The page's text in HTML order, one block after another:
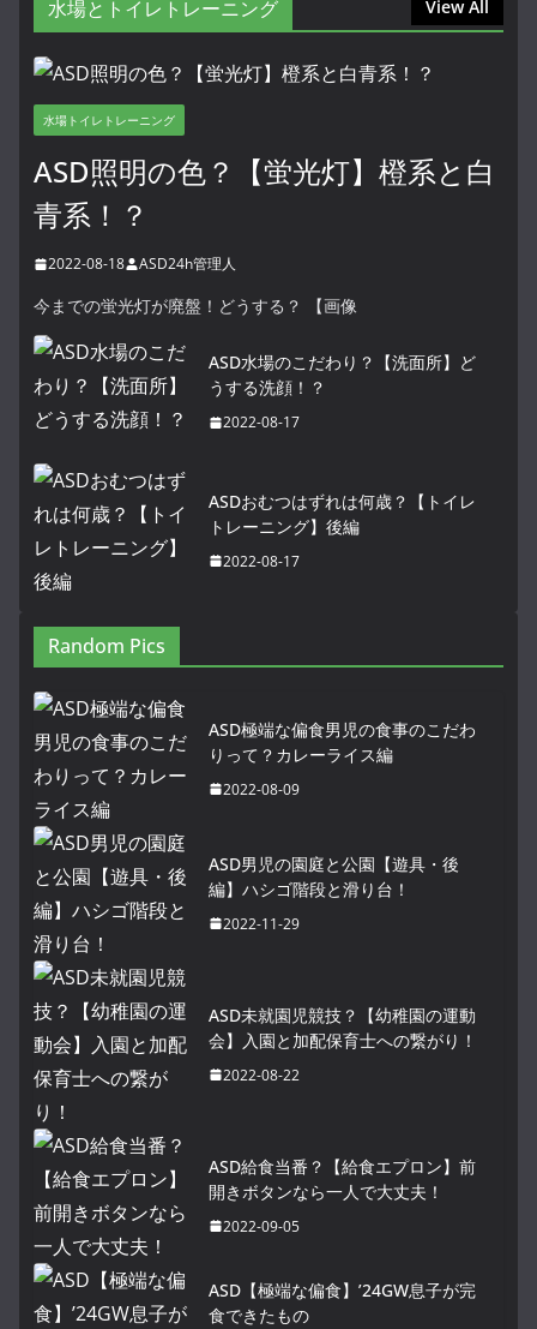
水場とトイレトレーニング View All
水場トイレトレーニング
ASD照明の色？【蛍光灯】橙系と白
青系！？
2022-08-18 ASD24h管理人
今までの蛍光灯が廃盤！どうする？ 【画像
ASD水場のこだわり？【洗面所】ど
うする洗顔！？
2022-08-17
ASDおむつはずれは何歳？【トイレ
トレーニング】後編
2022-08-17
Random Pics
ASD極端な偏食男児の食事のこだわ
りって？カレーライス編
2022-08-09
ASD男児の園庭と公園【遊具・後
編】ハシゴ階段と滑り台！
2022-11-29
ASD未就園児競技？【幼稚園の運動
会】入園と加配保育士への繋がり！
2022-08-22
ASD給食当番？【給食エプロン】前
開きボタンなら一人で大丈夫！
2022-09-05
ASD【極端な偏食】’24GW息子が完
食できたもの